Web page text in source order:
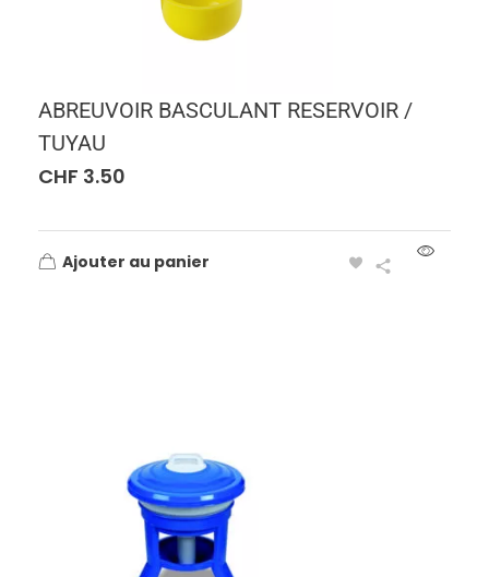
ABREUVOIR BASCULANT RESERVOIR /
TUYAU
CHF 3.50
Ajouter au panier